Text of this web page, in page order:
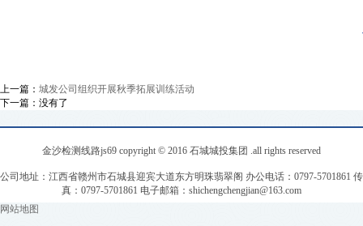
上一篇： 城发公司组织开展秋季拓展训练活动
下一篇：没有了
金沙检测线路js69 copyright © 2016 石城城投集团 .all rights reserved
公司地址：江西省赣州市石城县迎宾大道东方明珠翡翠阁 办公电话：0797-5701861 传
真：0797-5701861 电子邮箱： shichengchengjian@163.com
网站地图